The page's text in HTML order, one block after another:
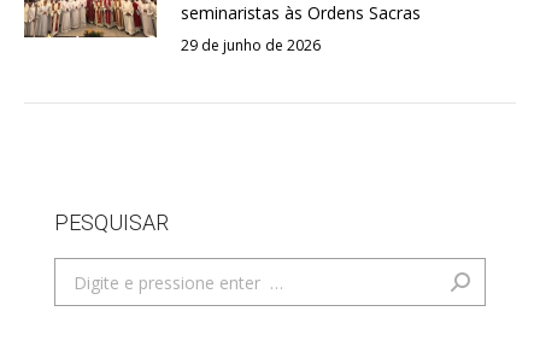
seminaristas às Ordens Sacras
29 de junho de 2026
PESQUISAR
Search: